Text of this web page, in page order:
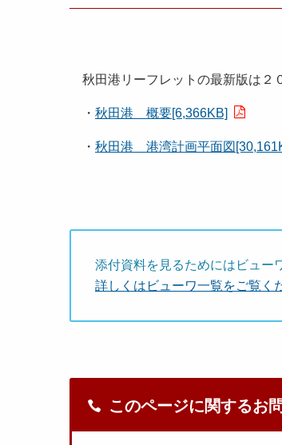
秋田港リーフレットの最新版は２
・ 秋田港 概要[6,366KB]
・ 秋田港 港湾計画平面図
添付資料を見るためにはビュー
詳しくはビューワ一覧をご覧く
このページに関するお